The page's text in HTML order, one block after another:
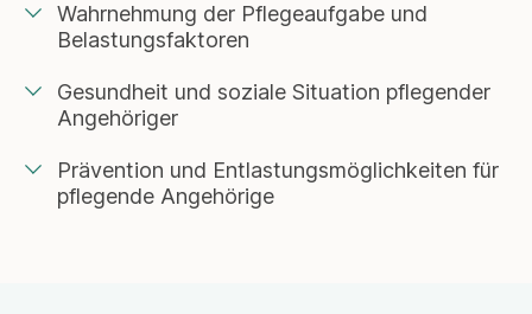
Wahrnehmung der Pflegeaufgabe und
Belastungsfaktoren
Gesundheit und soziale Situation pflegender
Angehöriger
Prävention und Entlastungsmöglichkeiten für
pflegende Angehörige